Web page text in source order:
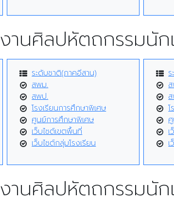
งานศิลปหัตถกรรมนั
ระดับชาติ(ภาคอีสาน)
สพม.
สพป.
โรงเรียนการศึกษาพิเศษ
ศูนย์การศึกษาพิเศษ
เว็บไซต์เขตพื้นที่
เว็บไซต์กลุ่มโรงเรียน
งานศิลปหัตถกรรมนั